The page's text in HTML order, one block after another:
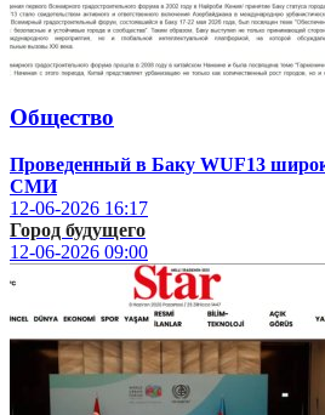
Общество
Проведенный в Баку WUF13
СМИ
12-06-2026 16:17
Город будущего
12-06-2026 09:00